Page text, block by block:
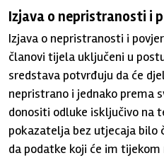
Izjava o nepristranosti i
Izjava o nepristranosti i
članovi tijela uključeni u
sredstava potvrđuju da će
nepristrano i jednako prema
donositi odluke isključivo na
pokazatelja bez utjecaja bilo
da podatke koji će im